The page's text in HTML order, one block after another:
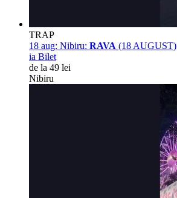
TRAP
18 aug: Nibiru: RAVA (18 AUGUST)
ia Bilet
de la 49 lei
Nibiru